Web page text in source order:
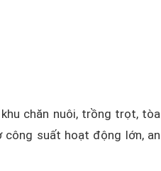
chăn nuôi, trồng trọt, tòa
suất hoạt động lớn, an